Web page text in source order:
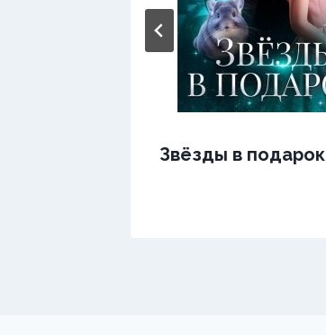
Звёзды в подарок